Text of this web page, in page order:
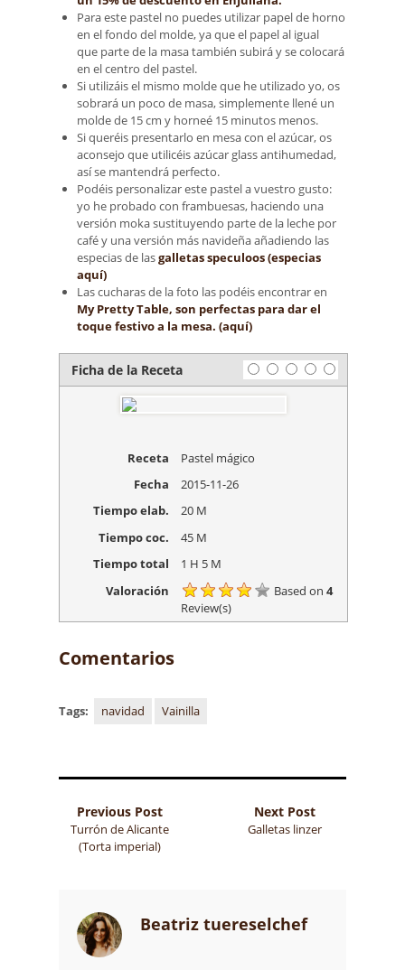
Para este pastel no puedes utilizar papel de horno
en el fondo del molde, ya que el papel al igual
que parte de la masa también subirá y se colocará
en el centro del pastel.
Si utilizáis el mismo molde que he utilizado yo, os
sobrará un poco de masa, simplemente llené un
molde de 15 cm y horneé 15 minutos menos.
Si queréis presentarlo en mesa con el azúcar, os
aconsejo que utilicéis azúcar glass antihumedad,
así se mantendrá perfecto.
Podéis personalizar este pastel a vuestro gusto:
yo he probado con frambuesas, haciendo una
versión moka sustituyendo parte de la leche por
café y una versión más navideña añadiendo las
especias de lasgalletas speculoos (especias
aquí)
Las cucharas de la foto las podéis encontrar en
My Pretty Table, son perfectas para dar el
toque festivo a la mesa. (aquí)
Ficha de la Receta
Receta
Pastel mágico
Fecha
2015-11-26
Tiempo elab.
20 M
Tiempo coc.
45 M
Tiempo total
1 H 5 M
Valoración
Based on 4
Review(s)
Comentarios
Tags: navidad Vainilla
Previous Post
Turrón de Alicante
(Torta imperial)
Next Post
Galletas linzer
Beatriz tuereselchef